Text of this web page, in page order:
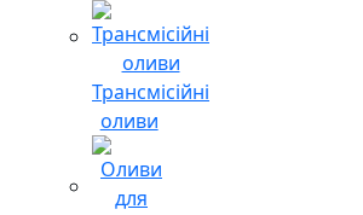
Трансмісійні
оливи